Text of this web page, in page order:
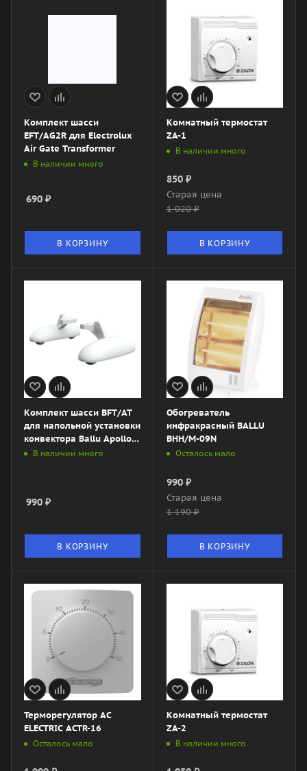
Комплект шасси
EFT/AG2R для Electrolux
Air Gate Transformer
В наличии много
690 ₽
В КОРЗИНУ
Комнатный термостат
ZA-1
В наличии много
850₽
Старая цена
1 020₽
В КОРЗИНУ
Комплект шасси BFT/AT
для напольной установки
конвектора Ballu Apollo
Transformer
В наличии много
990 ₽
В КОРЗИНУ
Обогреватель
инфракрасный BALLU
BHH/M-09N
Осталось мало
990₽
Старая цена
1 190₽
В КОРЗИНУ
Терморегулятор AC
ELECTRIC ACTR-16
Осталось мало
Комнатный термостат
ZA-2
В наличии много